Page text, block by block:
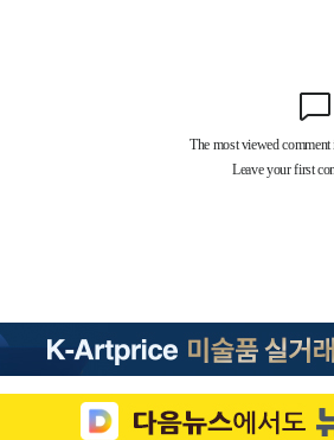
연"…트럼프, '이란 호르무즈 통제권' 수용할까
정부, 원전 반대 안해…안정 전력 위해 불가피"
선임 논란' 대한축구협회·축구회관 등 압수수
포인트(0.27%) 내린 797.44 출발
포인트(1.81%) 내린 6478.75 개장
달러…두 달 연속 사상 최대
대경보'…40도 관측 가능성도